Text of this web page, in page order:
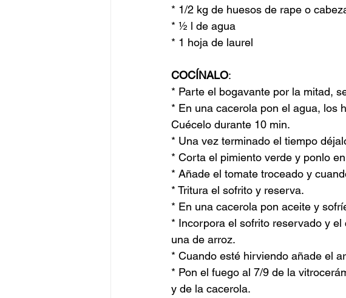
* 1/2 kg de huesos de rape o
* ½ l de agua
* 1 hoja de laurel
COCÍNALO:
* Parte el bogavante por la mitad,
* En una cacerola pon el agua, los
Cuécelo durante 10 min.
* Una vez terminado el tiempo
* Corta el pimiento verde y ponlo
* Añade el tomate troceado y
* Tritura el sofrito y reserva.
* En una cacerola pon aceite y
* Incorpora el sofrito reservado y
una de arroz.
* Cuando esté hirviendo añade el
* Pon el fuego al 7/9 de la
y de la cacerola.